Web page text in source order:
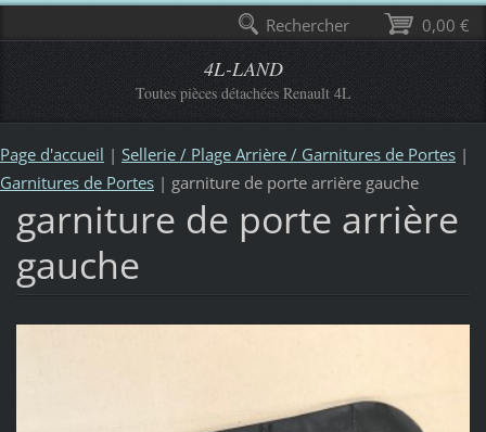
4L-LAND
Toutes pièces détachées Renault 4L
Page d'accueil | Sellerie / Plage Arrière / Garnitures de Portes |
Garnitures de Portes | garniture de porte arrière gauche
garniture de porte arrière
gauche
0,00 €
Rechercher